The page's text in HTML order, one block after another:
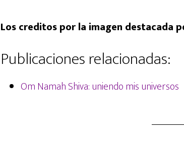
Los creditos por la imagen destacada
Publicaciones relacionadas:
Om Namah Shiva: uniendo mis universos